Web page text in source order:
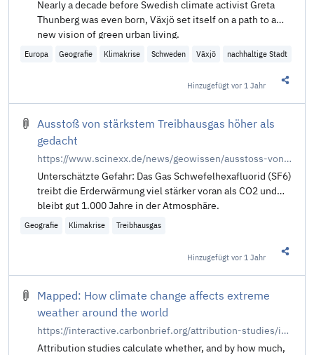
Nearly a decade before Swedish climate activist Greta
Thunberg was even born, Växjö set itself on a path to a
new vision of green urban living.
Europa Geografie Klimakrise Schweden Växjö nachhaltige Stadt
Hinzugefügtvor 1 Jahr
Ausstoß von stärkstem Treibhausgas höher als
gedacht
https://www.scinexx.de/news/geowissen/ausstoss-von-staerkstem-treibhausgas-hoeher-als-gedacht/
Unterschätzte Gefahr: Das Gas Schwefelhexafluorid (SF6)
treibt die Erderwärmung viel stärker voran als CO2 und
bleibt gut 1.000 Jahre in der Atmosphäre.
Geografie Klimakrise Treibhausgas
Hinzugefügtvor 1 Jahr
Mapped: How climate change affects extreme
weather around the world
https://interactive.carbonbrief.org/attribution-studies/index.html
Attribution studies calculate whether, and by how much,